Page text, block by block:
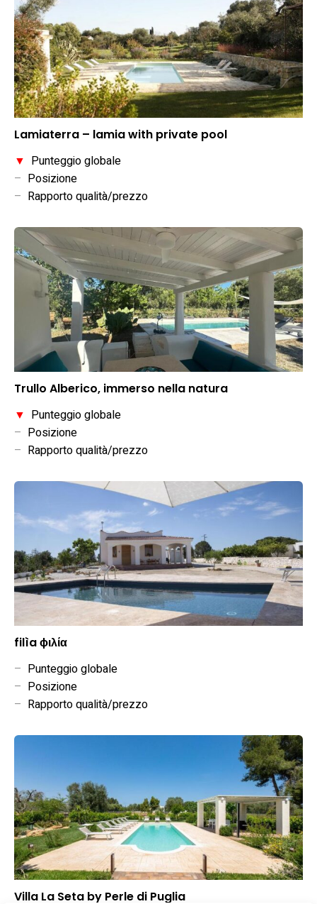
Lamiaterra – lamia with private pool
▼ Punteggio globale
– Posizione
– Rapporto qualità/prezzo
Trullo Alberico, immerso nella natura
▼ Punteggio globale
– Posizione
– Rapporto qualità/prezzo
filìa ϕιλία
– Punteggio globale
– Posizione
– Rapporto qualità/prezzo
Villa La Seta by Perle di Puglia